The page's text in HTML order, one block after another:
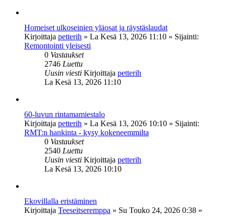
Homeiset ulkoseinien yläosat ja räystäslaudat
Kirjoittaja petterih » La Kesä 13, 2026 11:10 » Sijainti:
Remontointi yleisesti
0 Vastaukset
2746 Luettu
Uusin viesti Kirjoittaja petterih
La Kesä 13, 2026 11:10
60-luvun rintamamiestalo
Kirjoittaja petterih » La Kesä 13, 2026 10:10 » Sijainti:
RMT:n hankinta - kysy kokeneemmilta
0 Vastaukset
2540 Luettu
Uusin viesti Kirjoittaja petterih
La Kesä 13, 2026 10:10
Ekovillalla eristäminen
Kirjoittaja Teeseitseremppa » Su Touko 24, 2026 0:38 »